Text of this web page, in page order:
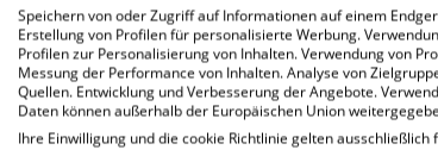
Wie ist die Telefonnummer von MVZ
Speichern von oder Zugriff auf Informationen auf einem
Erstellung von Profilen für personalisierte Werbung.
Profilen zur Personalisierung von Inhalten. Verwendung von
Messung der Performance von Inhalten. Analyse von
Quellen. Entwicklung und Verbesserung der Angebote.
Daten können außerhalb der Europäischen Union
Ihre Einwilligung und die cookie Richtlinie gelten ausschließlich